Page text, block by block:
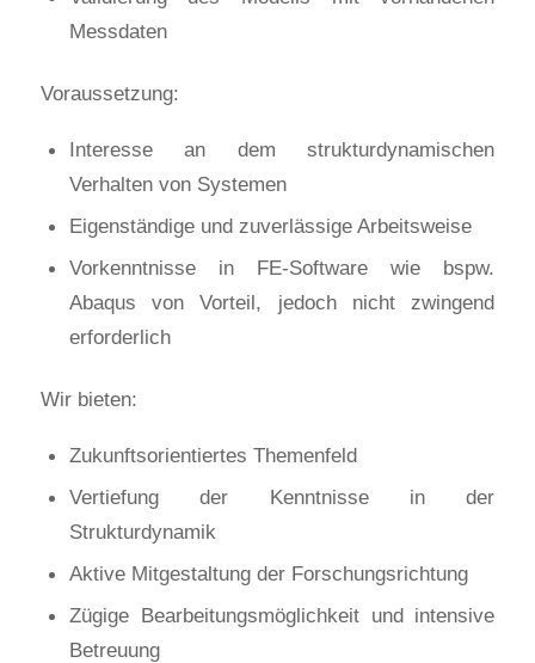
Messdaten
Voraussetzung:
Interesse an dem strukturdynamischen
Verhalten von Systemen
Eigenständige und zuverlässige Arbeitsweise
Vorkenntnisse in FE-Software wie bspw.
Abaqus von Vorteil, jedoch nicht zwingend
erforderlich
Wir bieten:
Zukunftsorientiertes Themenfeld
Vertiefung der Kenntnisse in der
Strukturdynamik
Aktive Mitgestaltung der Forschungsrichtung
Zügige Bearbeitungsmöglichkeit und intensive
Betreuung